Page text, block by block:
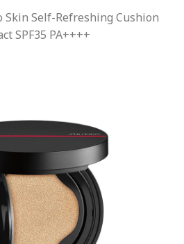
Skin Self-Refreshing Cushion
SPF35 PA++++